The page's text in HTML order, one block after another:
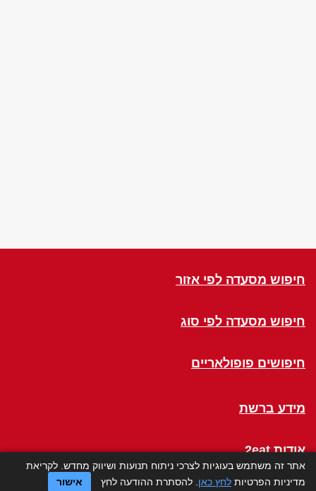
חיפוש מסעדה לפי אזור
חיפוש מסעדה לפי סוג
חיפושים פופולאריים
מידע ברשת
אודות 2eat
Click a Table
אתר זה משתמש בעוגיות לצרכי ניתוח תנועות ושיווק מחדש. לקריאת
מדיניות הפרטיות לחץ כאן . להסתרת ההודעה לחץ אישור